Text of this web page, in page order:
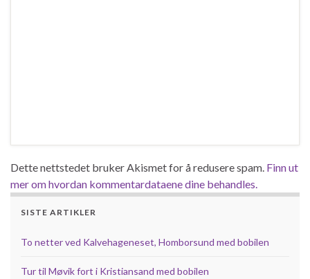
Dette nettstedet bruker Akismet for å redusere spam. Finn ut
mer om hvordan kommentardataene dine behandles.
SISTE ARTIKLER
To netter ved Kalvehageneset, Homborsund med bobilen
Tur til Møvik fort i Kristiansand med bobilen